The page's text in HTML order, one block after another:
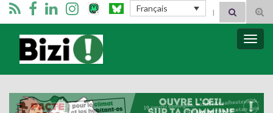
Français Search for:
Bizimugi